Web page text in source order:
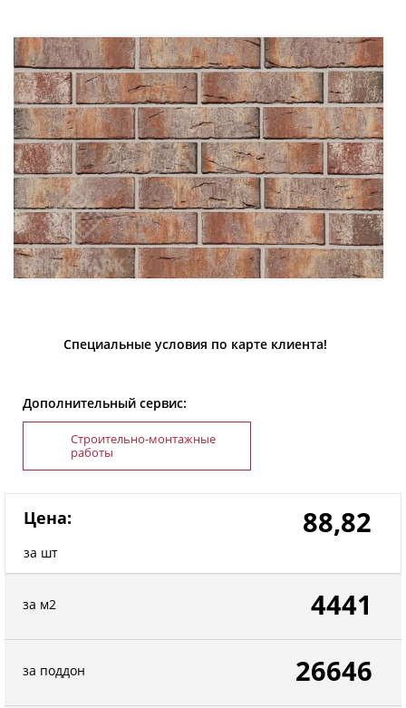
Специальные условия по карте клиента!
Дополнительный сервис:
Строительно-монтажные
работы
Цена:
за шт
88,82
за м2 4441
за поддон 26646